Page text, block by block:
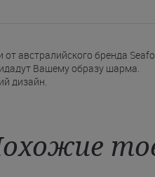
австралийского бренда
Вашему образу шарма.
дизайн.
не только от солнца, но и
сайте Juliette. Мы можем